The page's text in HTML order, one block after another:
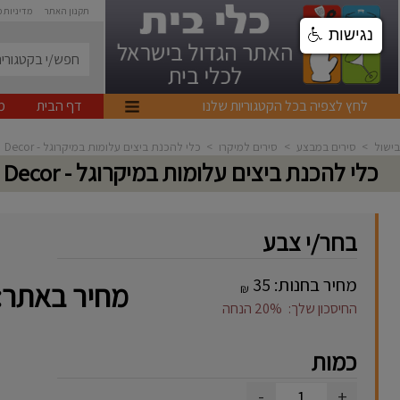
תקנון האתר
לחץ לצפיה בכל הקטגוריות שלנו דף הבית
בישול > סירים במבצע > סירים למיקרו > כלי להכנת ביצים עלומות במיקרוגל - Decor
כלי להכנת ביצים עלומות במיקרוגל - Decor
בחר/י צבע
מחיר בחנות: ₪
החיסכון שלך: 20% הנחה מחיר
כמות
נגישות